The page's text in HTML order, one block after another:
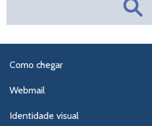
Como chegar
Webmail
Identidade visual